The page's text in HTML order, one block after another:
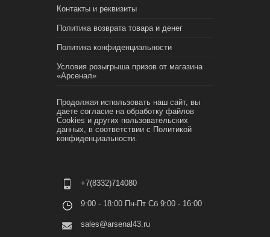
Контакты и реквизиты
Политика возврата товара и денег
Политика конфиденциальности
Условия розыгрыша призов от магазина
«Арсенал»
Продолжая использовать наш сайт, вы
даете согласие на обработку файлов
Cookies и других пользовательских
данных, в соответствии с Политикой
конфиденциальности.
+7(8332)714080
9:00 - 18:00 Пн-Пт Сб 9:00 - 16:00
sales@arsenal43.ru